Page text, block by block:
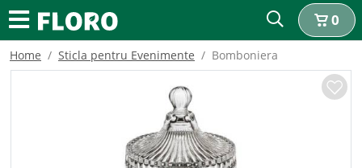
0
Home Sticla pentru Evenimente Bomboniera